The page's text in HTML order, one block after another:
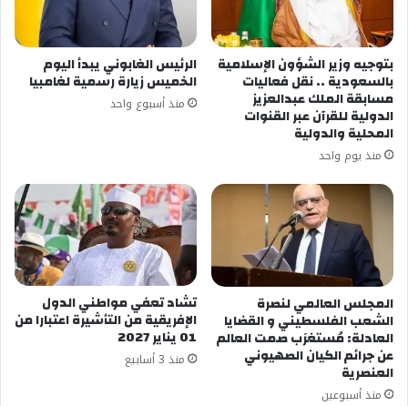
بتوجيه وزير الشؤون الإسلامية
بالسعودية .. نقل فعاليات
مسابقة الملك عبدالعزيز
الدولية للقرآن عبر القنوات
المحلية والدولية
منذ يوم واحد
الرئيس الغابوني يبدأ اليوم
الخميس زيارة رسمية لغامبيا
منذ أسبوع واحد
المجلس العالمي لنصرة
الشعب الفلسطيني و القضايا
العادلة: مُستغرَب صمت العالم
عن جرائم الكيان الصهيوني
العنصرية
منذ أسبوعين
تشاد تعفي مواطني الدول
الإفريقية من التأشيرة اعتبارا من
01 يناير 2027
منذ 3 أسابيع